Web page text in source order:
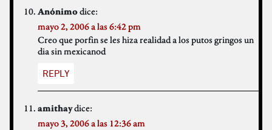
Anónimodice:
mayo 2, 2006 a las 6:42 pm
Creo que porfin se les hiza realidad a los putos gringos un
dia sin mexicanod
REPLY
amithaydice:
mayo 3, 2006 a las 12:36 am